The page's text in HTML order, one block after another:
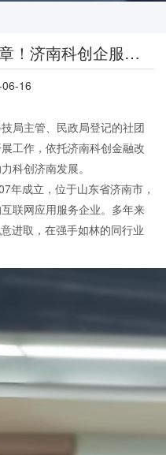
助力企业数字化转型新篇章！济南科创企服的娘家人—山东强比来帮您！
16
局主管、民政局登记的社团
工作，依托济南科创金融改
科创济南发展。
年成立，位于山东省济南市，
联网应用服务企业。多年来
进取，在强手如林的同行业